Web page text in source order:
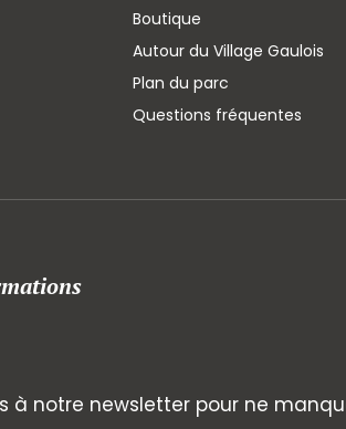
Boutique
Autour du Village Gaulois
Plan du parc
Questions fréquentes
à notre newsletter pour ne